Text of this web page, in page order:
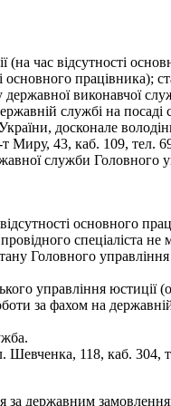
час відсутності
працівника);
державної виконавчої
службі на посаді
досконале
Миру, 43, каб. 109, тел.
служби Головного
відсутності
спеціаліста
Головного управління
управління юстиції
за фахом на
Шевченка, 118, каб. 304,
за державним